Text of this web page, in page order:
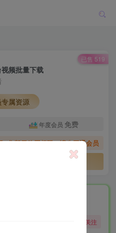
频批量下载
属资源
年度会员 免费
您暂无购买权限，请先开通会员
已售 519
平台视频批量下载
关注